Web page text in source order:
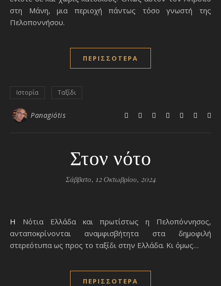
στη Μάνη, μια περιοχή πάντως τόσο γνωστή της
Πελοποννήσου.
ΠΕΡΙΣΣΌΤΕΡΑ
Ιστορία Ταξίδι
Panagiótis
Στον νότο
Σάββατο, 12 Οκτωβρίου, 2024
Η Νότια Ελλάδα και πρωτίστως η Πελοπόννησος,
ανταποκρίνονται αναμφισβήτητα στα δημοφιλή
στερεότυπα ως προς το ταξίδι στην Ελλάδα. Κι όμως…
ΠΕΡΙΣΣΌΤΕΡΑ